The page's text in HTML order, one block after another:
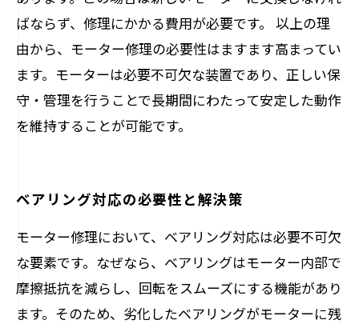
ばならず、修理にかかる費用が必要です。 以上の理
由から、モーター修理の必要性はますます高まってい
ます。モーターは必要不可欠な装置であり、正しい保
守・管理を行うことで長期間にわたって安定した動作
を維持することが可能です。
ベアリング対応の必要性と解決策
モーター修理において、ベアリング対応は必要不可欠
な要素です。なぜなら、ベアリングはモーター内部で
摩擦抵抗を減らし、回転をスムーズにする機能があり
ます。そのため、劣化したベアリングがモーターに残